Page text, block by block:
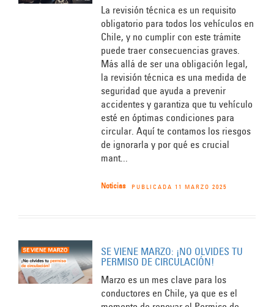
La revisión técnica es un requisito
obligatorio para todos los vehículos en
Chile, y no cumplir con este trámite
puede traer consecuencias graves.
Más allá de ser una obligación legal,
la revisión técnica es una medida de
seguridad que ayuda a prevenir
accidentes y garantiza que tu vehículo
esté en óptimas condiciones para
circular. Aquí te contamos los riesgos
de ignorarla y por qué es crucial
mant...
Noticias PUBLICADA 11 MARZO 2025
SE VIENE MARZO: ¡NO OLVIDES TU
PERMISO DE CIRCULACIÓN!
Marzo es un mes clave para los
conductores en Chile, ya que es el